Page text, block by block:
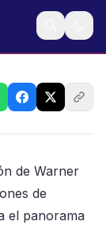
creación
de Warner
de
el panorama